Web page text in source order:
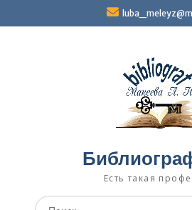
Есть такая
Поиск